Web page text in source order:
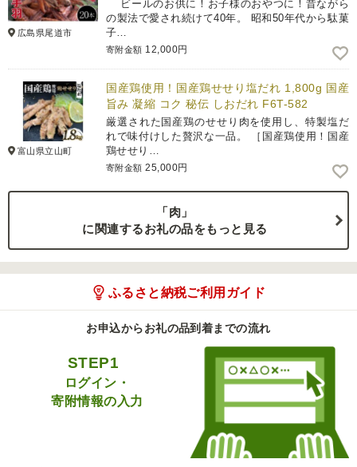
広島県尾道市
ビールのお供に！お子様のおやつに！昔ながら
の製法で愛され続けて40年。 昭和50年代から駄菓
子…
寄附金額 12,000円
富山県立山町
国産鶏使用！国産鶏せせり塩だれ 1,800g 国産
旨み 凝縮 コク 秘伝 しおだれ F6T-582
厳選された国産鶏のせせり肉を使用し、特製塩だ
れで味付けした贅沢な一品。 ［国産鶏使用！国産
鶏せせり…
寄附金額 25,000円
「肉」
に関連するお礼の品をもっと見る
ふるさと納税ご利用ガイド
お申込からお礼の品到着までの流れ
STEP1
ログイン・
寄附情報の入力